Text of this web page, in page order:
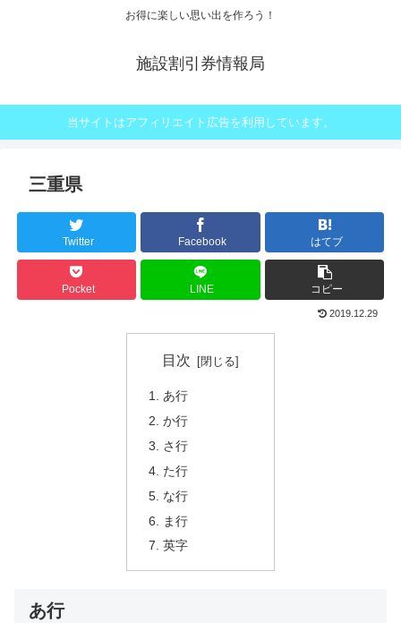
お得に楽しい思い出を作ろう！
施設割引券情報局
当サイトはアフィリエイト広告を利用しています。
三重県
Twitter Facebook はてブ
Pocket LINE コピー
2019.12.29
目次
あ行
か行
さ行
た行
な行
ま行
英字
あ行